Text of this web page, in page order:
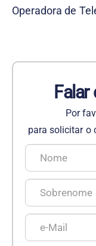
Operadora de
Por
para solicitar o